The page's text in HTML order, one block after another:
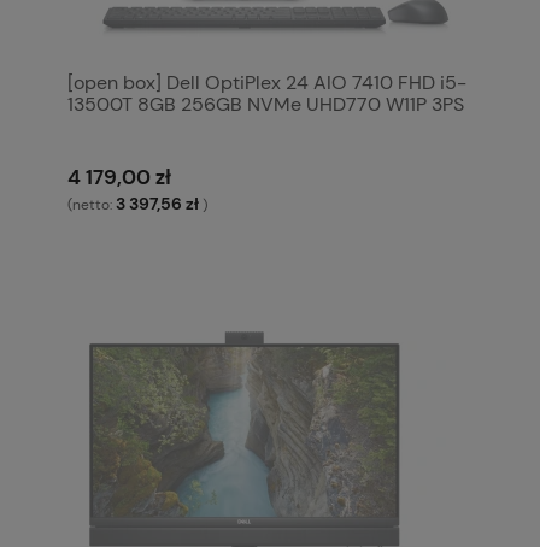
[open box] Dell OptiPlex 24 AIO 7410 FHD i5-
13500T 8GB 256GB NVMe UHD770 W11P 3PS
4 179,00 zł
(netto:3 397,56 zł )